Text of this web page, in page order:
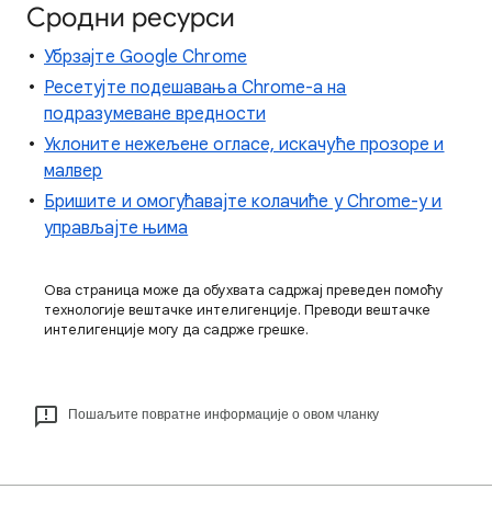
Сродни ресурси
Убрзајте Google Chrome
Ресетујте подешавања Chrome-а на
подразумеване вредности
Уклоните нежељене огласе, искачуће прозоре и
малвер
Бришите и омогућавајте колачиће у Chrome-у и
управљајте њима
Ова страница може да обухвата садржај преведен помоћу
технологије вештачке интелигенције. Преводи вештачке
интелигенције могу да садрже грешке.
Пошаљите повратне информације о овом чланку